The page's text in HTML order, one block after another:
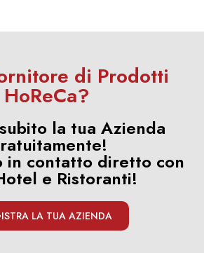
di Prodotti
HoReCa?
la tua Azienda
in contatto diretto con
e Ristoranti!
LA TUA AZIENDA